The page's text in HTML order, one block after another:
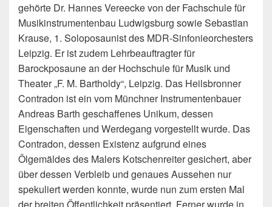
gehörte Dr. Hannes Vereecke von der Fachschule für
Musikinstrumentenbau Ludwigsburg sowie Sebastian
Krause, 1. Soloposaunist des MDR-Sinfonieorchesters
Leipzig. Er ist zudem Lehrbeauftragter für
Barockposaune an der Hochschule für Musik und
Theater „F. M. Bartholdy“, Leipzig. Das Heilsbronner
Contradon ist ein vom Münchner Instrumentenbauer
Andreas Barth geschaffenes Unikum, dessen
Eigenschaften und Werdegang vorgestellt wurde. Das
Contradon, dessen Existenz aufgrund eines
Ölgemäldes des Malers Kotschenreiter gesichert, aber
über dessen Verbleib und genaues Aussehen nur
spekuliert werden konnte, wurde nun zum ersten Mal